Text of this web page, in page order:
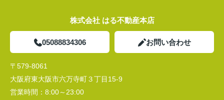
株式会社 はる不動産本店
05088834306 お問い合わせ
〒579-8061
大阪府東大阪市六万寺町３丁目15-9
営業時間： 8:00～23:00